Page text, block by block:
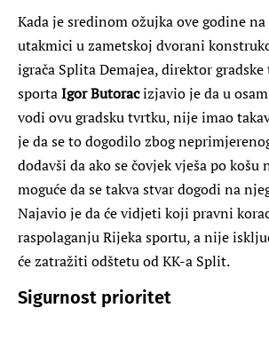
Kada je sredinom ožujka ove godine na
utakmici u zametskoj dvorani
igrača Splita Demajea, direktor
sportaIgor Butoracizjavio je da u
vodi ovu gradsku tvrtku, nije imao
je da se to dogodilo zbog
dodavši da ako se čovjek vješa po košu
moguće da se takva stvar dogodi na
Najavio je da će vidjeti koji pravni
raspolaganju Rijeka sportu, a nije
će zatražiti odštetu od KK-a Split.
Sigurnost prioritet